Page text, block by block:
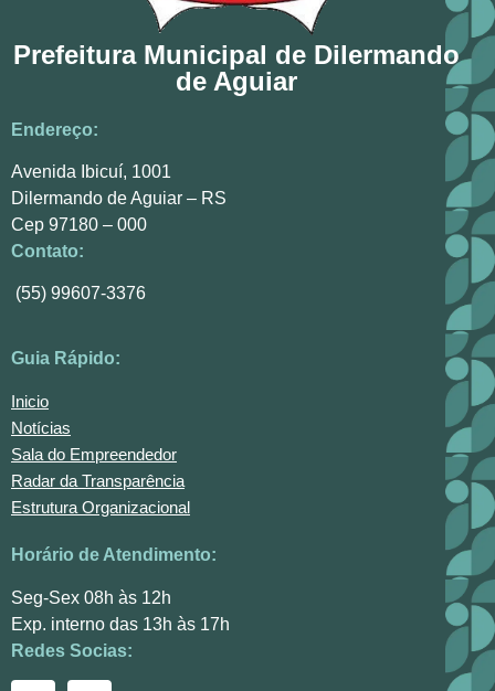
Prefeitura Municipal de Dilermando
de Aguiar
Endereço:
Avenida Ibicuí, 1001
Dilermando de Aguiar – RS
Cep 97180 – 000
Contato:
(55) 99607-3376
Guia Rápido:
Inicio
Notícias
Sala do Empreendedor
Radar da Transparência
Estrutura Organizacional
Horário de Atendimento:
Seg-Sex 08h às 12h
Exp. interno das 13h às 17h
Redes Socias: